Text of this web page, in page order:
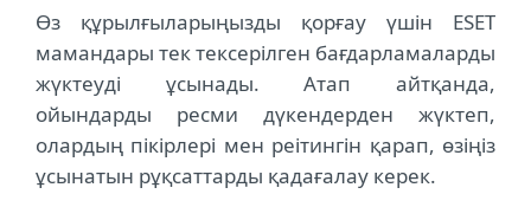
Өз құрылғыларыңызды қорғау үшін ESET
мамандары тек тексерілген бағдарламаларды
жүктеуді ұсынады. Атап айтқанда,
ойындарды ресми дүкендерден жүктеп,
олардың пікірлері мен реітингін қарап, өзіңіз
ұсынатын рұқсаттарды қадағалау керек.